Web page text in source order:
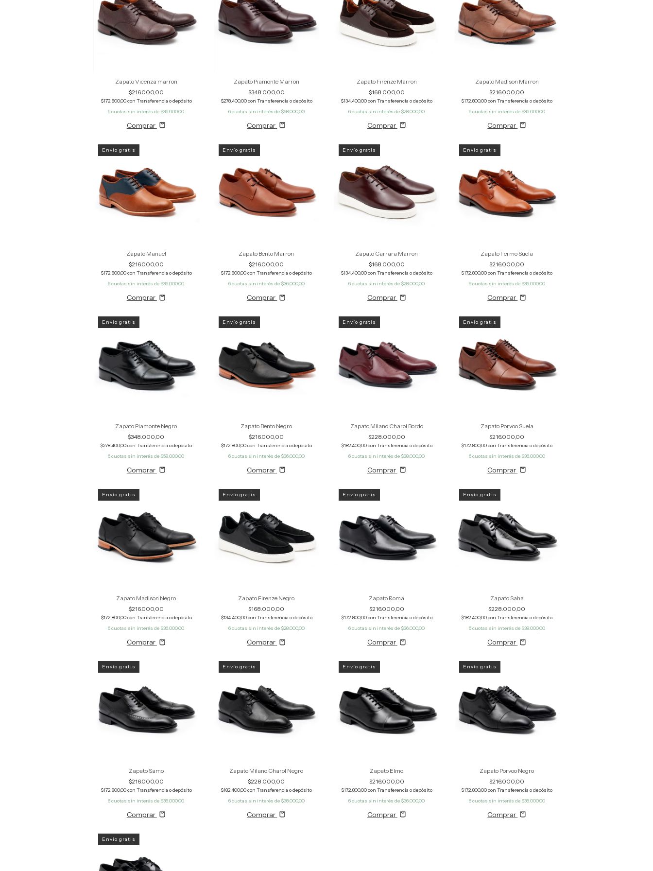
Zapato Vicenza marron
$216.000,00
$172.800,00con Transferencia o depósito
6cuotas sin interés de $36.000,00
Comprar
Zapato Piamonte Marron
$348.000,00
$278.400,00con Transferencia o depósito
6cuotas sin interés de $58.000,00
Comprar
Zapato Firenze Marron
$168.000,00
$134.400,00con Transferencia o depósito
6cuotas sin interés de $28.000,00
Comprar
Zapato Madison Marron
$216.000,00
$172.800,00con Transferencia o depósito
6cuotas sin interés de $36.000,00
Comprar
Envío gratis
Zapato Manuel
$216.000,00
$172.800,00con Transferencia o depósito
6cuotas sin interés de $36.000,00
Comprar
Envío gratis
Zapato Bento Marron
$216.000,00
$172.800,00con Transferencia o depósito
6cuotas sin interés de $36.000,00
Comprar
Envío gratis
Zapato Carrara Marron
$168.000,00
$134.400,00con Transferencia o depósito
6cuotas sin interés de $28.000,00
Comprar
Envío gratis
Zapato Fermo Suela
$216.000,00
$172.800,00con Transferencia o depósito
6cuotas sin interés de $36.000,00
Comprar
Envío gratis
Zapato Piamonte Negro
$348.000,00
$278.400,00con Transferencia o depósito
6cuotas sin interés de $58.000,00
Comprar
Envío gratis
Zapato Bento Negro
$216.000,00
$172.800,00con Transferencia o depósito
6cuotas sin interés de $36.000,00
Comprar
Envío gratis
Zapato Milano Charol Bordo
$228.000,00
$182.400,00con Transferencia o depósito
6cuotas sin interés de $38.000,00
Comprar
Envío gratis
Zapato Porvoo Suela
$216.000,00
$172.800,00con Transferencia o depósito
6cuotas sin interés de $36.000,00
Comprar
Envío gratis
Zapato Madison Negro
$216.000,00
$172.800,00con Transferencia o depósito
6cuotas sin interés de $36.000,00
Comprar
Envío gratis
Zapato Firenze Negro
$168.000,00
$134.400,00con Transferencia o depósito
6cuotas sin interés de $28.000,00
Comprar
Envío gratis
Zapato Roma
$216.000,00
$172.800,00con Transferencia o depósito
6cuotas sin interés de $36.000,00
Comprar
Envío gratis
Zapato Saha
$228.000,00
$182.400,00con Transferencia o depósito
6cuotas sin interés de $38.000,00
Comprar
Envío gratis
Zapato Samo
$216.000,00
$172.800,00con Transferencia o depósito
6cuotas sin interés de $36.000,00
Comprar
Envío gratis
Zapato Milano Charol Negro
$228.000,00
$182.400,00con Transferencia o depósito
6cuotas sin interés de $38.000,00
Comprar
Envío gratis
Zapato Elmo
$216.000,00
$172.800,00con Transferencia o depósito
6cuotas sin interés de $36.000,00
Comprar
Envío gratis
Zapato Porvoo Negro
$216.000,00
$172.800,00con Transferencia o depósito
6cuotas sin interés de $36.000,00
Comprar
Envío gratis